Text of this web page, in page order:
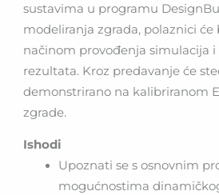
sustavima u programu
modeliranja zgrada, polaznici
načinom provođenja simulacija
rezultata. Kroz predavanje će
demonstrirano na kalibriranom
zgrade.
Ishodi
Upoznati se s osnovnim
mogućnostima